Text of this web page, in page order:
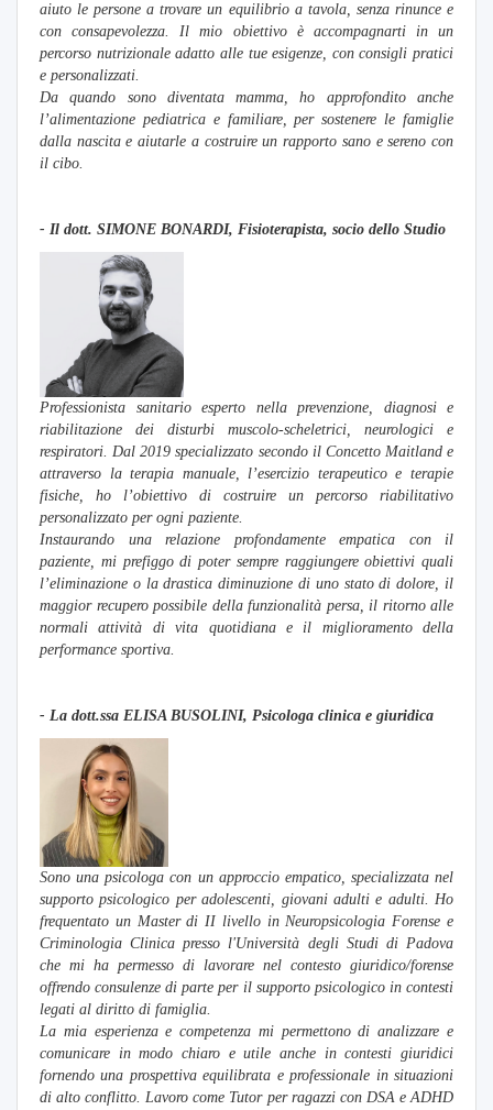
aiuto le persone a trovare un equilibrio a tavola, senza rinunce e
con consapevolezza. Il mio obiettivo è accompagnarti in un
percorso nutrizionale adatto alle tue esigenze, con consigli pratici
e personalizzati.
Da quando sono diventata mamma, ho approfondito anche
l’alimentazione pediatrica e familiare, per sostenere le famiglie
dalla nascita e aiutarle a costruire un rapporto sano e sereno con
il cibo.
- Il dott. SIMONE BONARDI, Fisioterapista, socio dello Studio
Professionista sanitario esperto nella prevenzione, diagnosi e
riabilitazione dei disturbi muscolo-scheletrici, neurologici e
respiratori. Dal 2019 specializzato secondo il Concetto Maitland e
attraverso la terapia manuale, l’esercizio terapeutico e terapie
fisiche, ho l’obiettivo di costruire un percorso riabilitativo
personalizzato per ogni paziente.
Instaurando una relazione profondamente empatica con il
paziente, mi prefiggo di poter sempre raggiungere obiettivi quali
l’eliminazione o la drastica diminuzione di uno stato di dolore, il
maggior recupero possibile della funzionalità persa, il ritorno alle
normali attività di vita quotidiana e il miglioramento della
performance sportiva.
- La dott.ssa ELISA BUSOLINI, Psicologa clinica e giuridica
Sono una psicologa con un approccio empatico, specializzata nel
supporto psicologico per adolescenti, giovani adulti e adulti. Ho
frequentato un Master di II livello in Neuropsicologia Forense e
Criminologia Clinica presso l'Università degli Studi di Padova
che mi ha permesso di lavorare nel contesto giuridico/forense
offrendo consulenze di parte per il supporto psicologico in contesti
legati al diritto di famiglia.
La mia esperienza e competenza mi permettono di analizzare e
comunicare in modo chiaro e utile anche in contesti giuridici
fornendo una prospettiva equilibrata e professionale in situazioni
di alto conflitto. Lavoro come Tutor per ragazzi con DSA e ADHD